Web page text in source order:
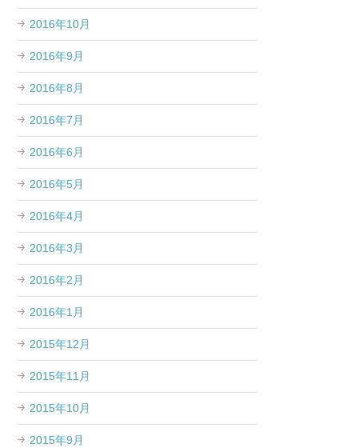
2016年10月
2016年9月
2016年8月
2016年7月
2016年6月
2016年5月
2016年4月
2016年3月
2016年2月
2016年1月
2015年12月
2015年11月
2015年10月
2015年9月